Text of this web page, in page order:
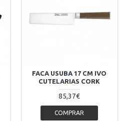
FACA USUBA 17 CM IVO
CUTELARIAS CORK
85,37€
COMPRAR